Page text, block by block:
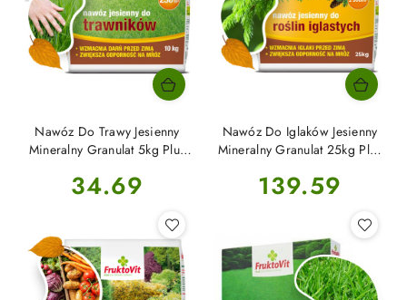
Nawóz Do Trawy Jesienny
Mineralny Granulat 5kg Plus
Cena:
34.69
Nawóz Do Iglaków Jesienny
Mineralny Granulat 25kg Plus
Cena:
139.59